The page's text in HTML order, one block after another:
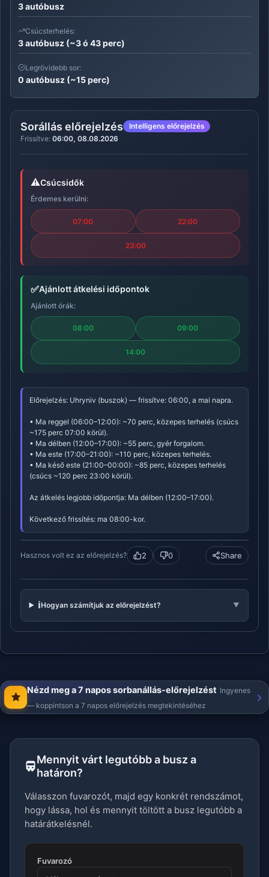
3 autóbusz
Csúcsterhelés:
3 autóbusz (~3 ó 43 perc)
Legrövidebb sor:
0 autóbusz (~15 perc)
Sorállás előrejelzés
Intelligens előrejelzés
Frissítve: 06:00, 08.08.2026
⚠️Csúcsidők
Érdemes kerülni:
07:00 22:00
23:00
✅Ajánlott átkelési időpontok
Ajánlott órák:
08:00 09:00
14:00
Előrejelzés: Uhryniv (buszok) — frissítve: 06:00, a mai napra.
• Ma reggel (06:00–12:00): ~70 perc, közepes terhelés (csúcs
~175 perc 07:00 körül).
• Ma délben (12:00–17:00): ~55 perc, gyér forgalom.
• Ma este (17:00–21:00): ~110 perc, közepes terhelés.
• Ma késő este (21:00–00:00): ~85 perc, közepes terhelés
(csúcs ~120 perc 23:00 körül).
Az átkelés legjobb időpontja: Ma délben (12:00–17:00).
Következő frissítés: ma 08:00-kor.
Hasznos volt ez az előrejelzés? 2 0 Share
ℹ️Hogyan számítjuk az előrejelzést? ▼
Nézd meg a 7 napos sorbanállás-előrejelzést Ingyenes
— koppintson a 7 napos előrejelzés megtekintéséhez
Mennyit várt legutóbb a busz a
határon?
Válasszon fuvarozót, majd egy konkrét rendszámot,
hogy lássa, hol és mennyit töltött a busz legutóbb a
határátkelésnél.
Fuvarozó